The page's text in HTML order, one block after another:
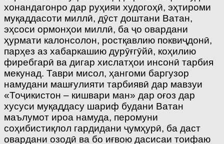
хонандагонро дар руҳияи худогоҳӣ, эҳтироми
муқаддасоти миллӣ, дӯст доштани Ватан,
эҳсоси ормонҳои миллӣ, ба ҷо овардани
ҳурмати калонсолон, ростқавлию поквиҷдонӣ,
парҳез аз хабаркашию дурӯғгӯйӣ, коҳилию
фиребгарӣ ва дигар хислатҳои инсонӣ тарбия
мекунад. Таври мисол, ҳангоми баргузор
намудани машғулияти тарбиявӣ дар мавзуи
«Тоҷикистон – кишвари ман» дар оғоз дар
хусуси муқаддасу шариф будани Ватан
маълумот ироа намуда, перомуни
соҳибистиқлол гардидани ҷумҳурӣ, ба даст
овардани озодӣ ва бо иғвою дасисаи тоифаю